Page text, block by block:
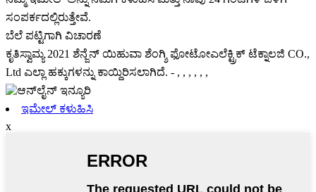
ಸಂಪರ್ಕದಲ್ಲಿರುತ್ತೇವೆ.
ಬೆಲೆ ಪಟ್ಟಿಗಾಗಿ ವಿಚಾರಣೆ
ಕೃತಿಸ್ವಾಮ್ಯ 2021 ಶೆನ್ಜೆನ್ ಯಿಹುವಾ ಶೆಂಗ್ಶಿ ಫೋಟೋಎಲೆಕ್ಟ್ರಿಕ್ ಟೆಕ್ನಾಲಜಿ CO.,
Ltd ಎಲ್ಲಾ ಹಕ್ಕುಗಳನ್ನು ಕಾಯ್ದಿರಿಸಲಾಗಿದೆ. - , , , , , ,
ಇಮೇಲ್ ಕಳುಹಿಸಿ
x